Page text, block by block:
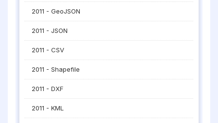
2011 - GeoJSON
2011 - JSON
2011 - CSV
2011 - Shapefile
2011 - DXF
2011 - KML